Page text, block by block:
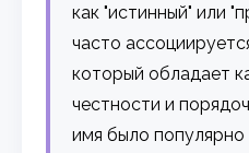
как "истинный" или
часто
который обладает
честности и
имя было популярно